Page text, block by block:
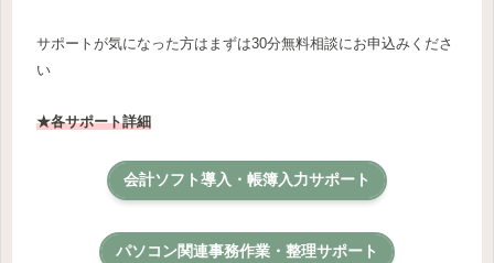
サポートが気になった方はまずは30分無料相談にお申込みくださ
い
★各サポート詳細
会計ソフト導入・帳簿入力サポート
パソコン関連事務作業・整理サポート